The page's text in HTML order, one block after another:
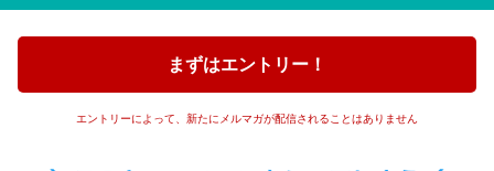
まずはエントリー！
エントリーによって、新たにメルマガが配信されることはありません